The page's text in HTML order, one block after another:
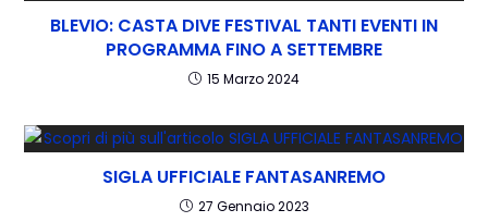
BLEVIO: CASTA DIVE FESTIVAL TANTI EVENTI IN
PROGRAMMA FINO A SETTEMBRE
15 Marzo 2024
SIGLA UFFICIALE FANTASANREMO
27 Gennaio 2023